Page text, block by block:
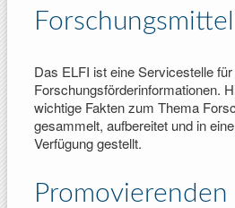
Forschungsmittel
Das ELFI ist eine Servicestelle
Forschungsförderinformationen.
wichtige Fakten zum Thema
gesammelt, aufbereitet und in
Verfügung gestellt.